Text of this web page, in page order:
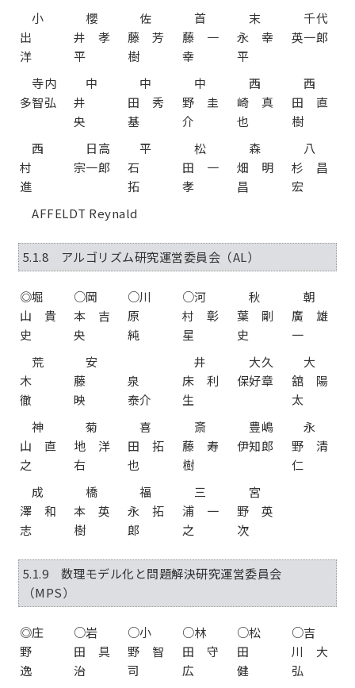
小
出
洋
櫻
井 孝
平
佐
藤 芳
樹
首
藤 一
幸
末
永 幸
平
千代
英一郎
寺内
多智弘
中
井
央
中
田 秀
基
中
野 圭
介
西
崎 真
也
西
田 直
樹
西
村
進
日高
宗一郎
平
石
拓
松
田 一
孝
森
畑 明
昌
八
杉 昌
宏
AFFELDT Reynald
5.1.8 アルゴリズム研究運営委員会（AL）
◎堀
山 貴
史
○岡
本 吉
央
○川
原
純
○河
村 彰
星
秋
葉 剛
史
朝
廣 雄
一
荒
木
徹
安
藤
映
泉
泰介
井
床 利
生
大久
保好章
大
舘 陽
太
神
山 直
之
菊
地 洋
右
喜
田 拓
也
斎
藤 寿
樹
豊嶋
伊知郎
永
野 清
仁
成
澤 和
志
橋
本 英
樹
福
永 拓
郎
三
浦 一
之
宮
野 英
次
5.1.9 数理モデル化と問題解決研究運営委員会
（MPS）
◎庄
野
逸
○岩
田 具
治
○小
野 智
司
○林
田 守
広
○松
田
健
○吉
川 大
弘